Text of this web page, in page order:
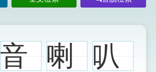
搜
示
搜
示
鍵
圖
音 喇 叭